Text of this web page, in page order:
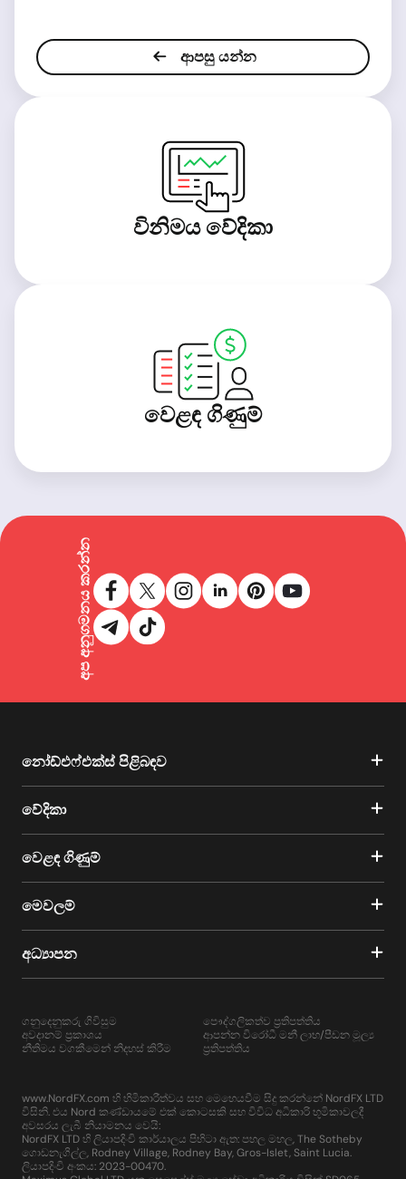
ආපසු යන්න
විනිමය වේදිකා
වෙළඳ ගිණුම්
අප අනුගමනය කරන්න
නෝඩ්එෆ්එක්ස් පිළිබඳව
වේදිකා
වෙළඳ ගිණුම්
මෙවලම්
අධ්‍යාපන
ගනුදෙනුකරු ගිවිසුම
අවදානම් ප්‍රකාශය
නීතිමය වගකීමෙන් නිදහස් කිරීම
පෞද්ගලිකත්ව ප්‍රතිපත්තිය
ආපන්න විරෝධී මනී ලාභ/පීඩන මූල්‍ය
ප්‍රතිපත්තිය
www.NordFX.com හි හිමිකාරීත්වය සහ මෙහෙයවීම සිදු කරන්නේ NordFX LTD
විසිනි. එය Nord කණ්ඩායමේ එක් කොටසකි සහ විවිධ අධිකාරි භූමිකාවලදී
අවසරය ලැබී නියාමනය වෙයි:
NordFX LTD හි ලියාපදිංචි කාර්යාලය පිහිටා ඇත: පහල මහල, The Sotheby
ගොඩනැගිල්ල, Rodney Village, Rodney Bay, Gros-Islet, Saint Lucia.
ලියාපදිංචි අංකය: 2023-00470.